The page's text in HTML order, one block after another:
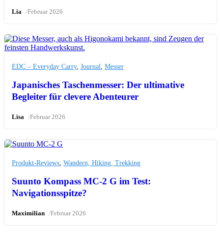
Lia /Februar 2026
EDC – Everyday Carry, Journal Messer
Japanisches Taschenmesser: Der ultimative
Begleiter für clevere Abenteurer
Lisa /Februar 2026
Produkt-Reviews Wandern, Hiking, Trekking
Suunto Kompass MC-2 G im Test:
Navigationsspitze?
Maximilian /Februar 2026